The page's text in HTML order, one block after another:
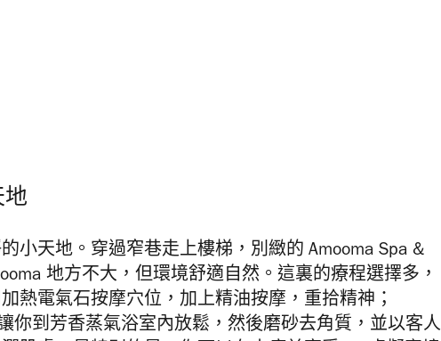
地
小天地。穿過窄巷走上樓梯，別緻的 Amooma Spa &
地方不大，但環境舒適自然。這裏的療程選擇多，
加熱電氣石按摩穴位，加上精油按摩，重拾精神；
讓你到芳香蒸氣浴室內放鬆，然後磨砂去角質，並以客人